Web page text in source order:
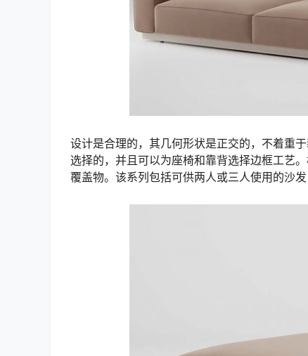
设计是合理的，其几何形状是正交的，不着重
选择的，并且可以为座椅和靠背选择边框工艺
覆盖物。该系列包括可供两人或三人使用的沙发